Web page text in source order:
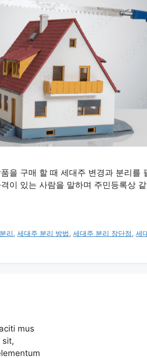
을 구매 할 때 세대주 변경과 분리를
이 있는 사람을 말하며 주민등록상
리,세대주 분리 방법,세대주 분리 장단점,세
mus
sit,